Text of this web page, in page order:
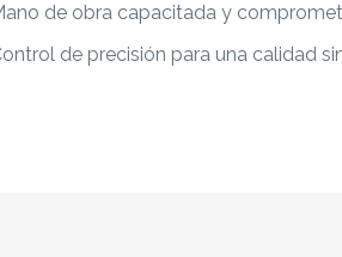
de obra capacitada y
de precisión para una calidad